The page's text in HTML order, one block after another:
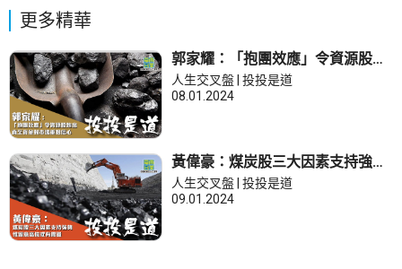
更多精華
郭家耀：「抱團效應」令資源股跑
出 直至資金對市場重拾信心
人生交叉盤 | 投投是道
08.01.2024
黃偉豪：煤炭股三大因素支持強勢
惟留意高位或有震盪
人生交叉盤 | 投投是道
09.01.2024